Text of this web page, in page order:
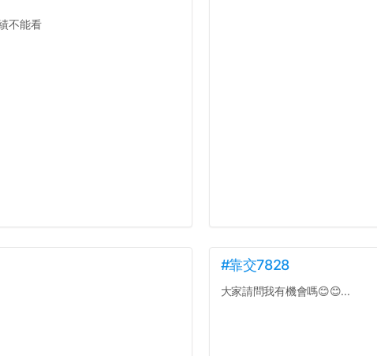
不能看
#靠交7828
大家請問我有機會嗎😊😊...